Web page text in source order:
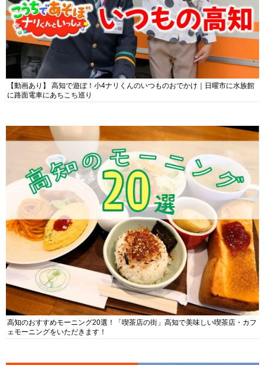
【動画あり】 高知で遊ぼ！小4ナリくんのいつものおでかけ｜日曜市に水族館
に路面電車にあちこち巡り
高知のおすすめモーニング20選！「喫茶店の街」高知で美味しい喫茶店・カフ
ェモーニングをいただきます！